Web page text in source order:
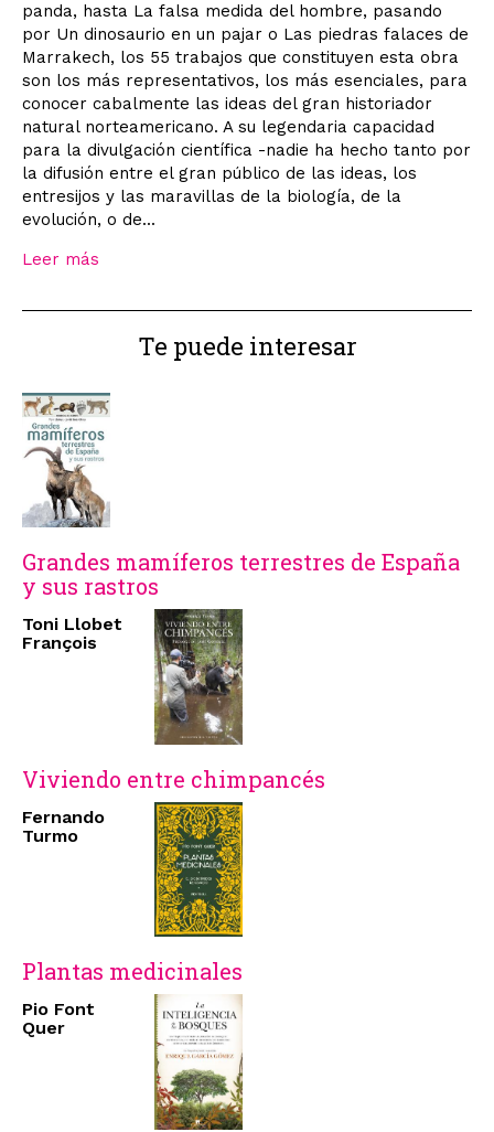
panda, hasta La falsa medida del hombre, pasando
por Un dinosaurio en un pajar o Las piedras falaces de
Marrakech, los 55 trabajos que constituyen esta obra
son los más representativos, los más esenciales, para
conocer cabalmente las ideas del gran historiador
natural norteamericano. A su legendaria capacidad
para la divulgación científica -nadie ha hecho tanto por
la difusión entre el gran público de las ideas, los
entresijos y las maravillas de la biología, de la
evolución, o de...
Leer más
Te puede interesar
Grandes mamíferos terrestres de España
y sus rastros
Toni Llobet
François
Viviendo entre chimpancés
Fernando
Turmo
Plantas medicinales
Pio Font
Quer